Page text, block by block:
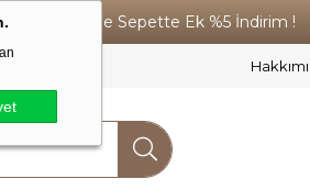
Sepette Ek %5 İndirim !